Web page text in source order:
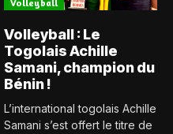
Volleyball
Volleyball : Le
Togolais Achille
Samani, champion du
Bénin !
L’international togolais Achille
Samani s’est offert le titre de